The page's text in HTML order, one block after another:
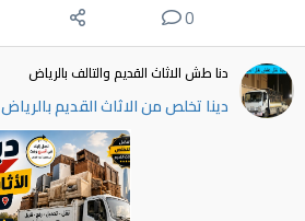
0
دنا طش الاثاث القديم والتالف بالرياض
دينا تخلص من الاثاث القديم بالرياض 0550437835